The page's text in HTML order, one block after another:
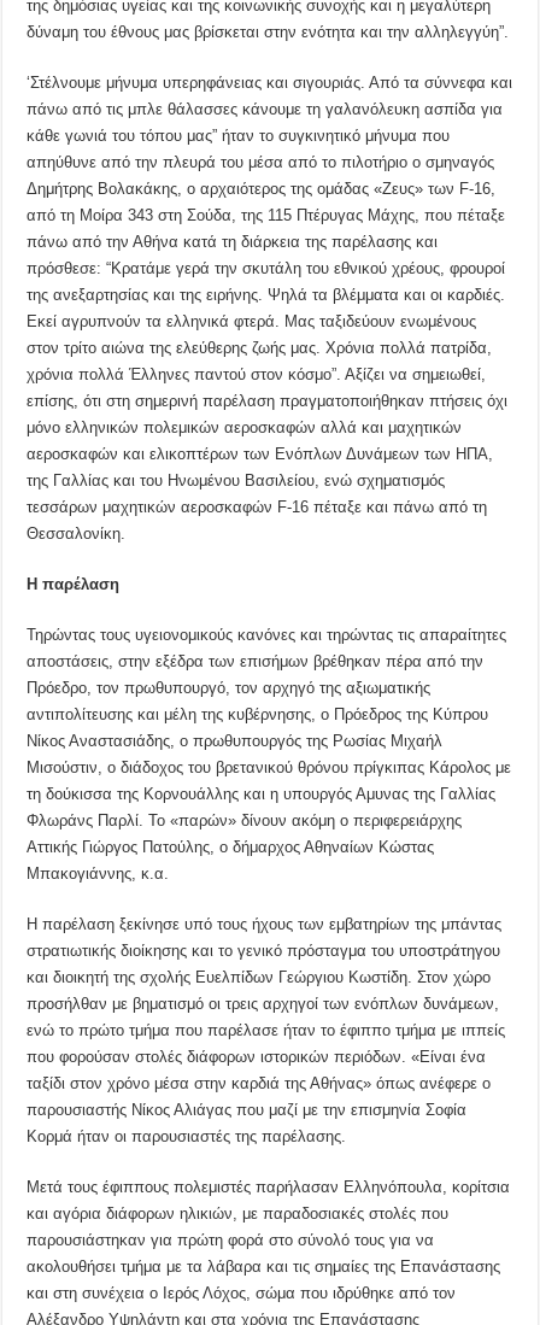
της δημόσιας υγείας και της κοινωνικής συνοχής και η μεγαλύτερη
δύναμη του έθνους μας βρίσκεται στην ενότητα και την αλληλεγγύη”.
‘Στέλνουμε μήνυμα υπερηφάνειας και σιγουριάς. Από τα σύννεφα και
πάνω από τις μπλε θάλασσες κάνουμε τη γαλανόλευκη ασπίδα για
κάθε γωνιά του τόπου μας” ήταν το συγκινητικό μήνυμα που
απηύθυνε από την πλευρά του μέσα από το πιλοτήριο o σμηναγός
Δημήτρης Βολακάκης, ο αρχαιότερος της ομάδας «Ζευς» των F-16,
από τη Μοίρα 343 στη Σούδα, της 115 Πτέρυγας Μάχης, που πέταξε
πάνω από την Αθήνα κατά τη διάρκεια της παρέλασης και
πρόσθεσε: “Κρατάμε γερά την σκυτάλη του εθνικού χρέους, φρουροί
της ανεξαρτησίας και της ειρήνης. Ψηλά τα βλέμματα και οι καρδιές.
Εκεί αγρυπνούν τα ελληνικά φτερά. Μας ταξιδεύουν ενωμένους
στον τρίτο αιώνα της ελεύθερης ζωής μας. Χρόνια πολλά πατρίδα,
χρόνια πολλά Έλληνες παντού στον κόσμο”. Αξίζει να σημειωθεί,
επίσης, ότι στη σημερινή παρέλαση πραγματοποιήθηκαν πτήσεις όχι
μόνο ελληνικών πολεμικών αεροσκαφών αλλά και μαχητικών
αεροσκαφών και ελικοπτέρων των Ενόπλων Δυνάμεων των ΗΠΑ,
της Γαλλίας και του Ηνωμένου Βασιλείου, ενώ σχηματισμός
τεσσάρων μαχητικών αεροσκαφών F-16 πέταξε και πάνω από τη
Θεσσαλονίκη.
Η παρέλαση
Τηρώντας τους υγειονομικούς κανόνες και τηρώντας τις απαραίτητες
αποστάσεις, στην εξέδρα των επισήμων βρέθηκαν πέρα από την
Πρόεδρο, τον πρωθυπουργό, τον αρχηγό της αξιωματικής
αντιπολίτευσης και μέλη της κυβέρνησης, ο Πρόεδρος της Κύπρου
Νίκος Αναστασιάδης, ο πρωθυπουργός της Ρωσίας Μιχαήλ
Μισούστιν, ο διάδοχος του βρετανικού θρόνου πρίγκιπας Κάρολος με
τη δούκισσα της Κορνουάλλης και η υπουργός Αμυνας της Γαλλίας
Φλωράνς Παρλί. Το «παρών» δίνουν ακόμη ο περιφερειάρχης
Αττικής Γιώργος Πατούλης, ο δήμαρχος Αθηναίων Κώστας
Μπακογιάννης, κ.α.
Η παρέλαση ξεκίνησε υπό τους ήχους των εμβατηρίων της μπάντας
στρατιωτικής διοίκησης και το γενικό πρόσταγμα του υποστράτηγου
και διοικητή της σχολής Ευελπίδων Γεώργιου Κωστίδη. Στον χώρο
προσήλθαν με βηματισμό οι τρεις αρχηγοί των ενόπλων δυνάμεων,
ενώ το πρώτο τμήμα που παρέλασε ήταν το έφιππο τμήμα με ιππείς
που φορούσαν στολές διάφορων ιστορικών περιόδων. «Είναι ένα
ταξίδι στον χρόνο μέσα στην καρδιά της Αθήνας» όπως ανέφερε ο
παρουσιαστής Νίκος Αλιάγας που μαζί με την επισμηνία Σοφία
Κορμά ήταν οι παρουσιαστές της παρέλασης.
Μετά τους έφιππους πολεμιστές παρήλασαν Ελληνόπουλα, κορίτσια
και αγόρια διάφορων ηλικιών, με παραδοσιακές στολές που
παρουσιάστηκαν για πρώτη φορά στο σύνολό τους για να
ακολουθήσει τμήμα με τα λάβαρα και τις σημαίες της Επανάστασης
και στη συνέχεια ο Ιερός Λόχος, σώμα που ιδρύθηκε από τον
Αλέξανδρο Υψηλάντη και στα χρόνια της Επανάστασης